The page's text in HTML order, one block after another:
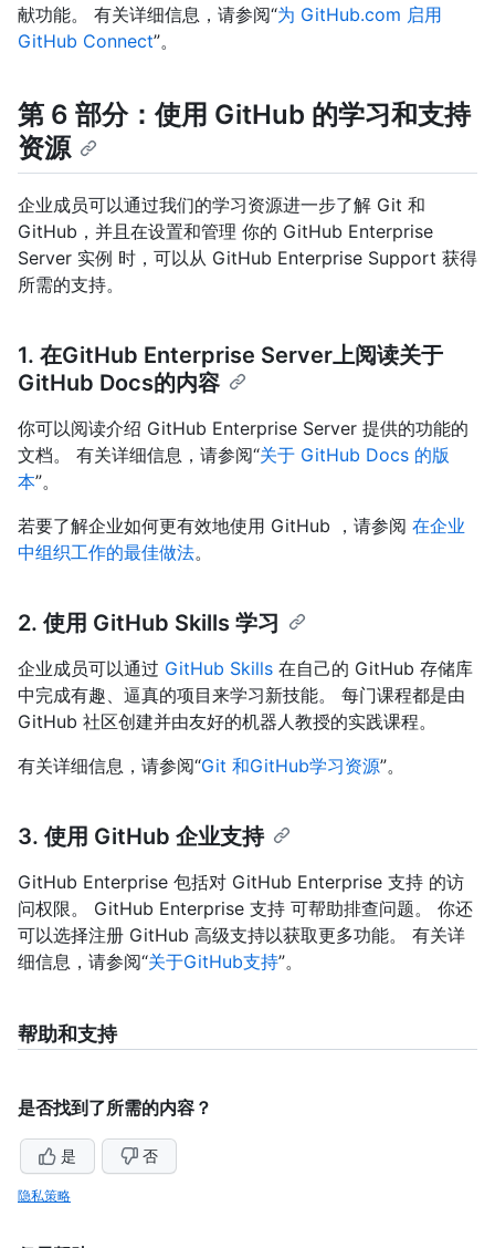
献功能。 有关详细信息，请参阅“为 GitHub.com 启用
GitHub Connect”。
第 6 部分：使用 GitHub 的学习和支持
资源
企业成员可以通过我们的学习资源进一步了解 Git 和
GitHub，并且在设置和管理 你的 GitHub Enterprise
Server 实例 时，可以从 GitHub Enterprise Support 获得
所需的支持。
1. 在GitHub Enterprise Server上阅读关于
GitHub Docs的内容
你可以阅读介绍 GitHub Enterprise Server 提供的功能的
文档。 有关详细信息，请参阅“关于 GitHub Docs 的版
本”。
若要了解企业如何更有效地使用 GitHub ，请参阅 在企业
中组织工作的最佳做法。
2. 使用 GitHub Skills 学习
企业成员可以通过 GitHub Skills 在自己的 GitHub 存储库
中完成有趣、逼真的项目来学习新技能。 每门课程都是由
GitHub 社区创建并由友好的机器人教授的实践课程。
有关详细信息，请参阅“Git 和GitHub学习资源”。
3. 使用 GitHub 企业支持
GitHub Enterprise 包括对 GitHub Enterprise 支持 的访
问权限。 GitHub Enterprise 支持 可帮助排查问题。 你还
可以选择注册 GitHub 高级支持以获取更多功能。 有关详
细信息，请参阅“关于GitHub支持”。
帮助和支持
是否找到了所需的内容？
是 否
隐私策略